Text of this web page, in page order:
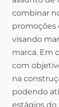
combinar
promoções
visando
marca. Em
com
na
podendo
estágios do